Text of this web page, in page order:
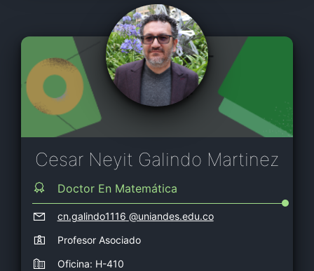
Cesar Neyit Galindo Martinez
Doctor En Matemática
cn.galindo1116 @uniandes.edu.co
Profesor Asociado
Oficina: H-410